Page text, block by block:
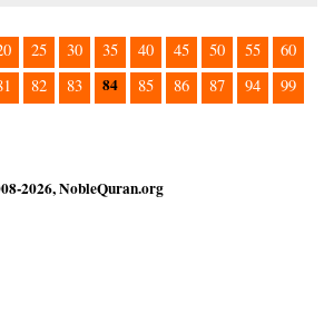
25 30 35 40 45 50 55
60
82 83 84 85 86 87 94
99
2026, NobleQuran.org